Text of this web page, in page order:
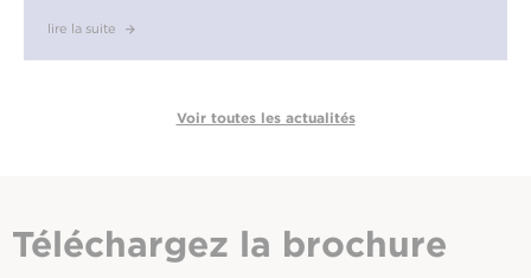
lire la suite
Voir toutes les actualités
Téléchargez la brochure